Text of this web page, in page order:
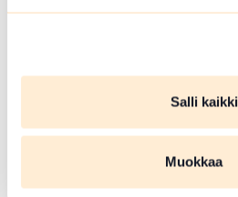
Salli kaikki
Muokkaa
Hämeenlinna
pähkinänkuoressa
Hämeenlinna